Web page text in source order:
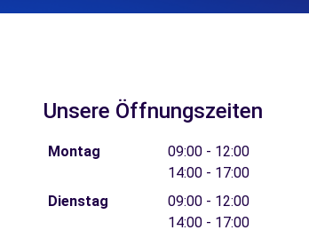
Unsere Öffnungszeiten
Montag
09:00 - 12:00
14:00 - 17:00
Dienstag
09:00 - 12:00
14:00 - 17:00